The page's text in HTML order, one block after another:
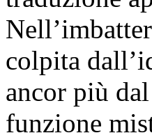
colpita
ancor più
funzione